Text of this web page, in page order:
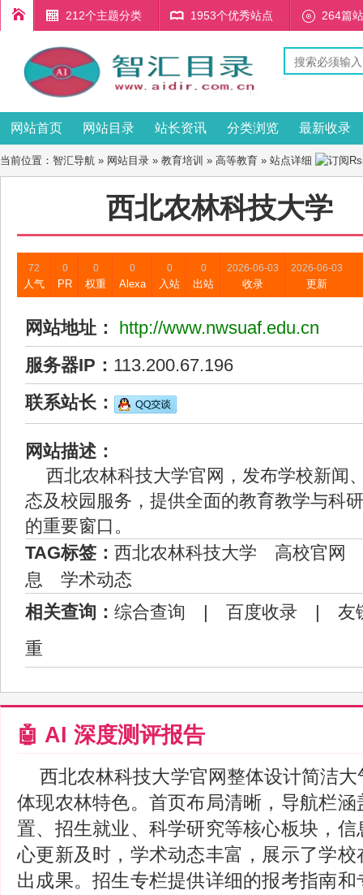
212个主题分类 1953个优秀站点 264篇
网站首页 网站目录 站长资讯 分类浏览 最新收录
当前位置： 智汇导航 » 网站目录 » 教育培训 » 高等教育 » 站点详细
西北农林科技大学
72
人气
0
PR
0
权重
0
Alexa
0
入站
0
出站
2026-06-03
收录
2026-06-03
更新
网站地址：
http://www.nwsuaf.edu.cn
服务器IP： 113.200.67.196
联系站长：
网站描述：
西北农林科技大学官网，发布学校新闻
态及校园服务，提供全面的教育教学与科
的重要窗口。
TAG标签： 西北农林科技大学
高校官网
息
学术动态
相关查询： 综合查询 | 百度收录 | 友
重
🤖 AI 深度测评报告
西北农林科技大学官网整体设计简洁
体现农林特色。首页布局清晰，导航栏
置、招生就业、科学研究等核心板块，
心更新及时，学术动态丰富，展示了学
出成果。招生专栏提供详细的报考指南